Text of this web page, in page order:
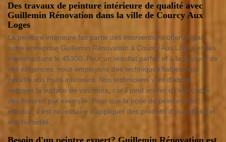
Des travaux de peinture intérieure de qualité avec
Guillemin Rénovation dans la ville de Courcy Aux
Loges
La peinture intérieure fait partie des interventions offertes par
notre entreprise Guillemin Rénovation à Courcy Aux Loges et ses
environs dans le 45300. Pour un résultat parfait et à la hauteur de
vos exigences, nous employons des techniques fiables pour
peindre vos murs intérieurs. Nos techniciens vont d’abord
nettoyer la surface de vos murs, car il peut arriver qu’elle cache
des fissures par exemple. Pour que la pose de peinture soit
efficace, il est nécessaire d’appliquer des produits d’étanchéité et
anti-humidité.
Besoin d'un peintre expert? Guillemin Rénovation est